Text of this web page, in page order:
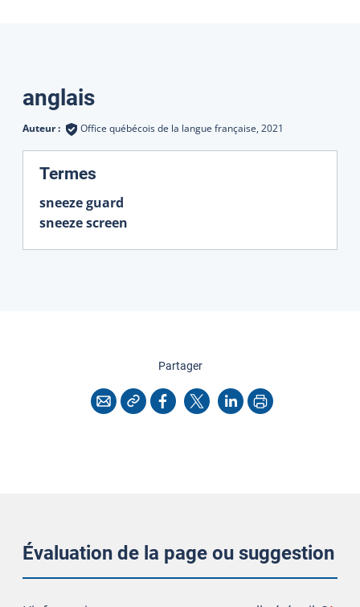
Traductions
anglais
Auteur : Office québécois de la langue française, 2021
Termes
sneeze guard
sneeze screen
Partagercette page
CourrielCopier l'adresse
Facebook
X LinkedInImprimer
Évaluation de la page ou suggestion